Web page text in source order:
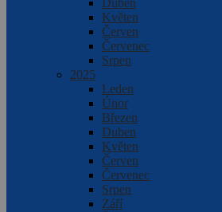
Duben
Květen
Červen
Červenec
Srpen
2025
Leden
Únor
Březen
Duben
Květen
Červen
Červenec
Srpen
Září